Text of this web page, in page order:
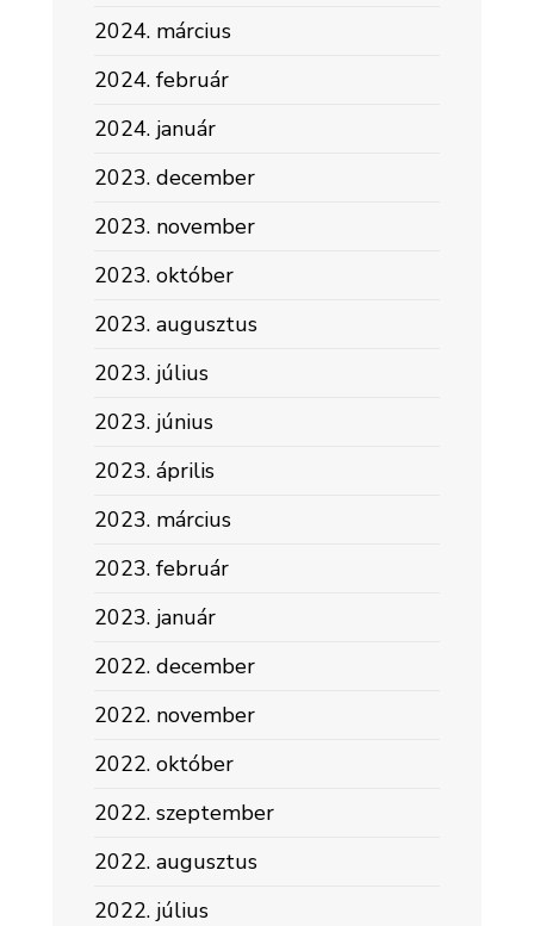
2024. március
2024. február
2024. január
2023. december
2023. november
2023. október
2023. augusztus
2023. július
2023. június
2023. április
2023. március
2023. február
2023. január
2022. december
2022. november
2022. október
2022. szeptember
2022. augusztus
2022. július